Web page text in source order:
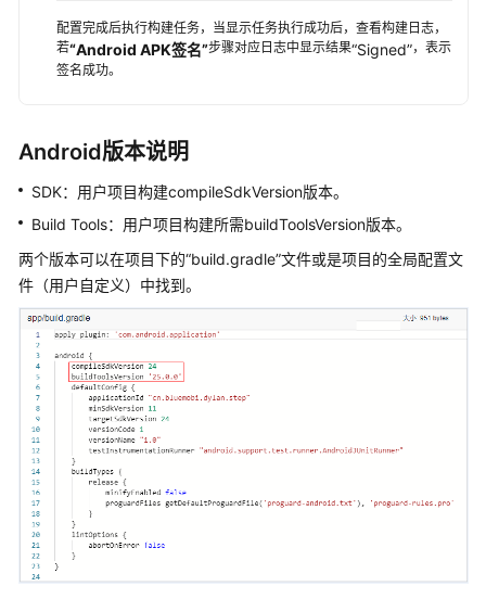
配
置
步
Maven
建
建
Npm
构
构
配置完成后执行构建任务，当显示任务执行成功后，查看构建日志，
若“Android APK签名”步骤对应日志中显示结果“Signed”，表示
签名成功。
Android版本说明
SDK：用户项目构建compileSdkVersion版本。
Build Tools：用户项目构建所需buildToolsVersion版本。
两个版本可以在项目下的“build.gradle”文件或是项目的全局配置文
件（用户自定义）中找到。